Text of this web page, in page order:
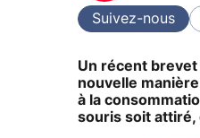
Suivez-nous
Un récent
nouvelle
à la
souris soit attiré,